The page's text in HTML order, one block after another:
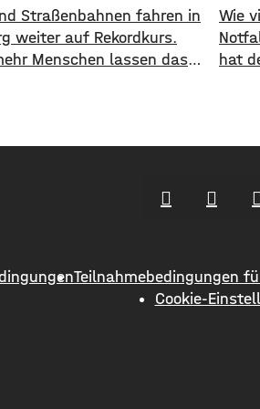
Straßenbahnen fahren in
weiter auf Rekordkurs.
Menschen lassen das
Halbjahr 2026 so viele
waren knapp 18
Menschen im öffentlichen
​​Wie
hat
Teilnahmebedingungen
Cookie-